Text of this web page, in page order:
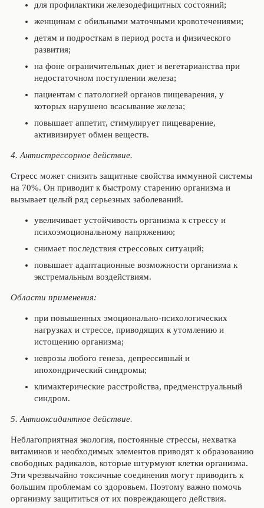
для профилактики железодефицитных состояний;
женщинам с обильными маточными кровотечениями;
детям и подросткам в период роста и физического
развития;
на фоне ограничительных диет и вегетарианства при
недостаточном поступлении железа;
пациентам с патологией органов пищеварения, у
которых нарушено всасывание железа;
повышает аппетит, стимулирует пищеварение,
активизирует обмен веществ.
4. Антистрессорное действие.
Стресс может снизить защитные свойства иммунной системы
на 70%. Он приводит к быстрому старению организма и
вызывает целый ряд серьезных заболеваний.
увеличивает устойчивость организма к стрессу и
психоэмоциональному напряжению;
снимает последствия стрессовых ситуаций;
повышает адаптационные возможности организма к
экстремальным воздействиям.
Области применения:
при повышенных эмоционально-психологических
нагрузках и стрессе, приводящих к утомлению и
истощению организма;
неврозы любого генеза, депрессивный и
ипохондрический синдромы;
климактерические расстройства, предменструальный
синдром.
5. Антиоксидантное действие.
Неблагоприятная экология, постоянные стрессы, нехватка
витаминов и необходимых элементов приводят к образованию
свободных радикалов, которые штурмуют клетки организма.
Эти чрезвычайно токсичные соединения могут приводить к
большим проблемам со здоровьем. Поэтому важно помочь
организму защититься от их повреждающего действия.